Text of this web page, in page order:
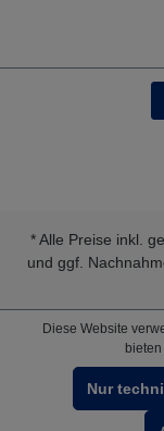
* Alle Preise inkl.
und ggf.
Diese Website
Nur